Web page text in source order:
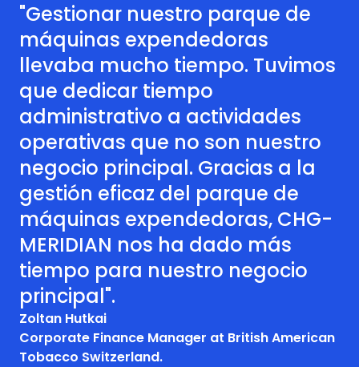
"Gestionar nuestro parque de
máquinas expendedoras
llevaba mucho tiempo. Tuvimos
que dedicar tiempo
administrativo a actividades
operativas que no son nuestro
negocio principal. Gracias a la
gestión eficaz del parque de
máquinas expendedoras, CHG-
MERIDIAN nos ha dado más
tiempo para nuestro negocio
principal".
Zoltan Hutkai
Corporate Finance Manager at British American
Tobacco Switzerland.